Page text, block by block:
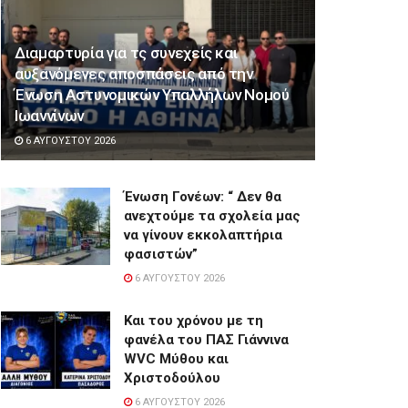
Διαμαρτυρία για τς συνεχείς και
αυξανόμενες αποσπάσεις από την
Ένωση Αστυνομικών Υπαλλήλων Νομού
Ιωαννίνων
6 ΑΥΓΟΎΣΤΟΥ 2026
Ένωση Γονέων: “ Δεν θα
ανεχτούμε τα σχολεία μας
να γίνουν εκκολαπτήρια
φασιστών”
6 ΑΥΓΟΎΣΤΟΥ 2026
Και του χρόνου με τη
φανέλα του ΠΑΣ Γιάννινα
WVC Μύθου και
Χριστοδούλου
6 ΑΥΓΟΎΣΤΟΥ 2026